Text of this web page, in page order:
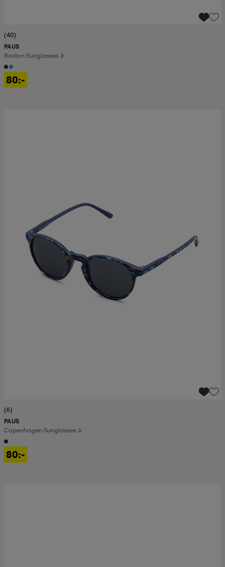
(40)
PAUS
Boston Sunglasses Jr
80:-
(6)
PAUS
Copenhagen Sunglasses Jr
80:-